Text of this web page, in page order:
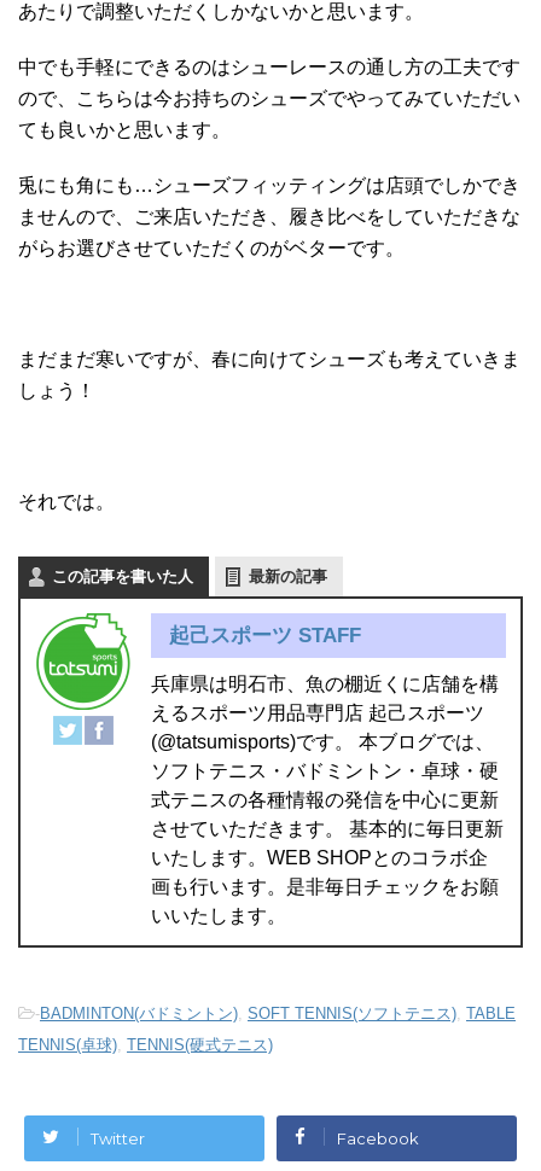
あたりで調整いただくしかないかと思います。
中でも手軽にできるのはシューレースの通し方の工夫です
ので、こちらは今お持ちのシューズでやってみていただい
ても良いかと思います。
兎にも角にも…シューズフィッティングは店頭でしかでき
ませんので、ご来店いただき、履き比べをしていただきな
がらお選びさせていただくのがベターです。
まだまだ寒いですが、春に向けてシューズも考えていきま
しょう！
それでは。
この記事を書いた人 最新の記事
起己スポーツ STAFF
兵庫県は明石市、魚の棚近くに店舗を構
えるスポーツ用品専門店 起己スポーツ
(@tatsumisports)です。 本ブログでは、
ソフトテニス・バドミントン・卓球・硬
式テニスの各種情報の発信を中心に更新
させていただきます。 基本的に毎日更新
いたします。WEB SHOPとのコラボ企
画も行います。是非毎日チェックをお願
いいたします。
-BADMINTON(バドミントン), SOFT TENNIS(ソフトテニス), TABLE
TENNIS(卓球), TENNIS(硬式テニス)
Twitter Facebook